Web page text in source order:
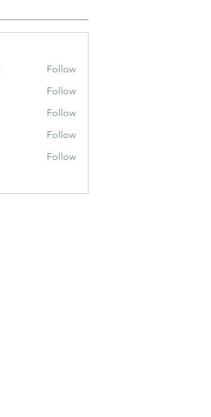
Follow
Follow
Follow
Follow
Follow